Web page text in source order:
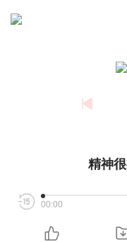
精神
00:00